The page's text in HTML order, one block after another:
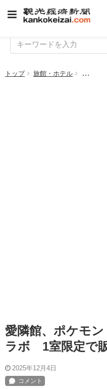
トップ 旅館・ホテル 愛隣館
愛隣館、ポケモ
ラボ 1室限定で
2025年12月4日